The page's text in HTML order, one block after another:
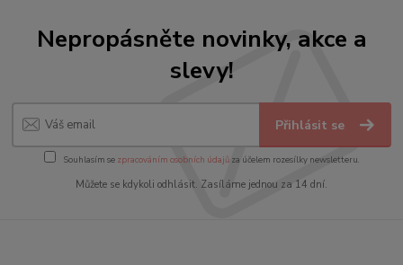
Nepropásněte novinky, akce a
slevy!
Přihlásit se
Souhlasím se zpracováním osobních údajůza účelem rozesílky newsletteru.
Můžete se kdykoli odhlásit. Zasíláme jednou za 14 dní.